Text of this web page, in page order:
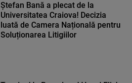
Ștefan Bană a plecat de la
Universitatea Craiova! Decizia
luată de Camera Națională pentru
Soluționarea Litigiilor